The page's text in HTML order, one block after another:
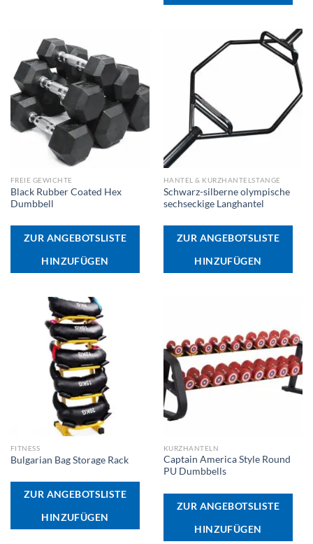
FREIE GEWICHTE
Black Rubber Coated Hex
Dumbbell
ZUR ANGEBOTSLISTE
HINZUFÜGEN
HANTEL & KURZHANTELSTANGE
Schwarz-silberne olympische
sechseckige Langhantel
ZUR ANGEBOTSLISTE
HINZUFÜGEN
FITNESS
Bulgarian Bag Storage Rack
ZUR ANGEBOTSLISTE
HINZUFÜGEN
KURZHANTELN
Captain America Style Round
PU Dumbbells
ZUR ANGEBOTSLISTE
HINZUFÜGEN